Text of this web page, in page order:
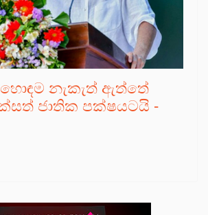
හොඳම නැකැත් ඇත්තේ
ජාතික පක්ෂයටයි -